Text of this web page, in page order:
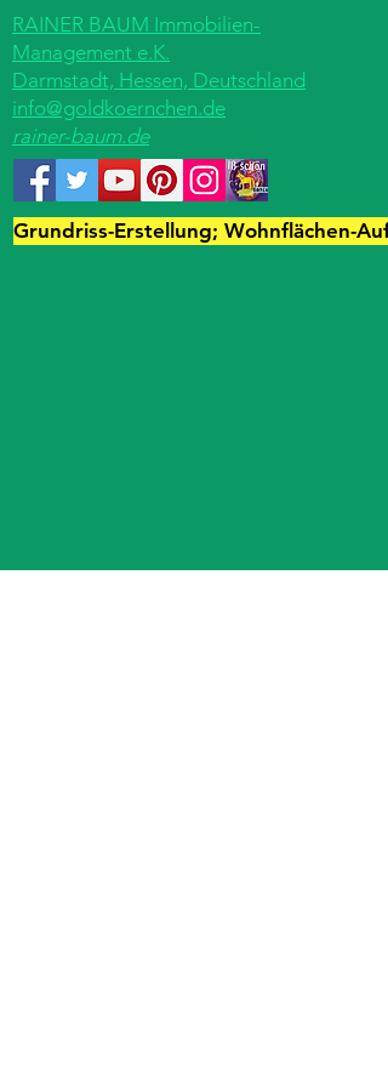
RAINER BAUM Immobilien-
Management e.K.
Darmstadt, Hessen, Deutschland
info@goldkoernchen.de
rainer-baum.de
Grundriss-Erstellung; Wohnflächen-